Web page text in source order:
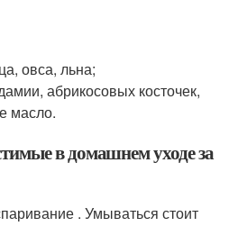
овса, льна;
абрикосовых косточек,
масло.
в домашнем уходе за
. Умываться стоит